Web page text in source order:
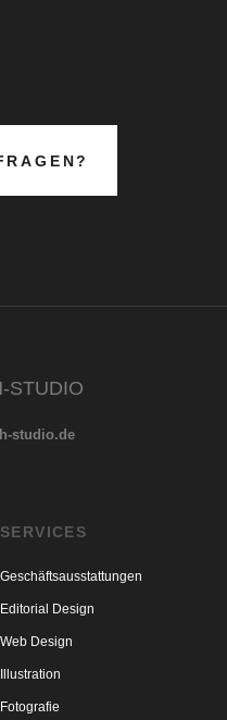
studio.de
SERVICES
Geschäftsausstattungen
Editorial Design
Web Design
Illustration
Fotografie